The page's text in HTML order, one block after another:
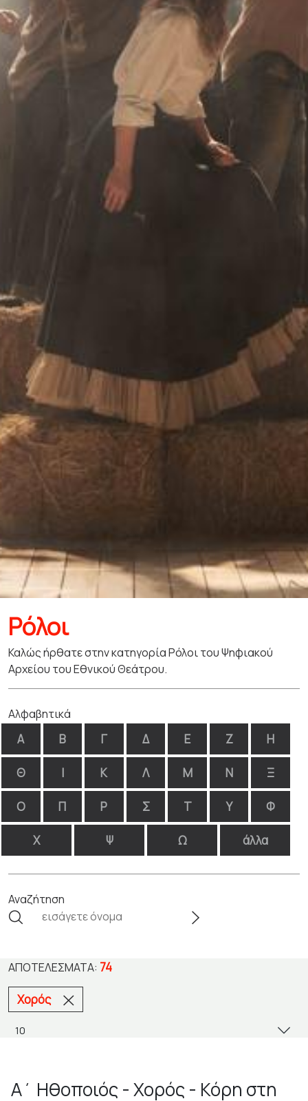
Ρόλοι
Καλώς ήρθατε στην κατηγορία Ρόλοι του Ψηφιακού
Αρχείου του Εθνικού Θεάτρου.
Αλφαβητικά
Α Β Γ Δ Ε Ζ Η
Θ Ι Κ Λ Μ Ν Ξ
Ο Π Ρ Σ Τ Υ Φ
Χ Ψ Ω άλλα
Αναζήτηση
ΑΠΟΤΕΛΈΣΜΑΤΑ: 74
Χορός
Α΄ Ηθοποιός - Χορός - Κόρη στη